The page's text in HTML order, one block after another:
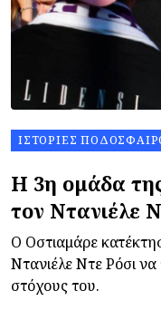
ΙΣΤΟΡΊΕΣ
Η 3η ομάδα
τον Ντανιέλε
Ο Οστιαμάρε
Ντανιέλε Ντε Ρόσι να
στόχους του.